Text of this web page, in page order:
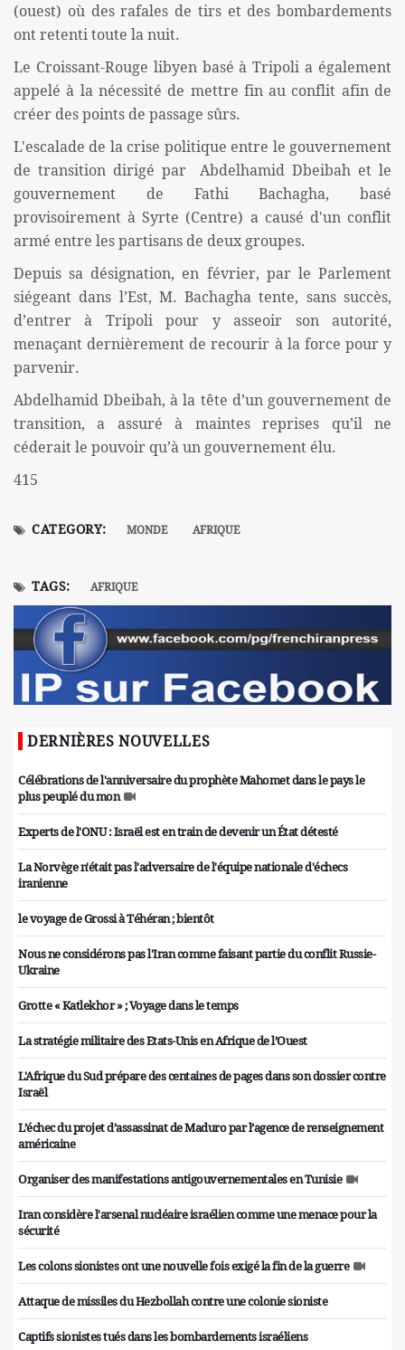
(ouest) où des rafales de tirs et des bombardements
ont retenti toute la nuit.
Le Croissant-Rouge libyen basé à Tripoli a également
appelé à la nécessité de mettre fin au conflit afin de
créer des points de passage sûrs.
L'escalade de la crise politique entre le gouvernement
de transition dirigé par Abdelhamid Dbeibah et le
gouvernement de Fathi Bachagha, basé
provisoirement à Syrte (Centre) a causé d'un conflit
armé entre les partisans de deux groupes.
Depuis sa désignation, en février, par le Parlement
siégeant dans l’Est, M. Bachagha tente, sans succès,
d’entrer à Tripoli pour y asseoir son autorité,
menaçant dernièrement de recourir à la force pour y
parvenir.
Abdelhamid Dbeibah, à la tête d’un gouvernement de
transition, a assuré à maintes reprises qu’il ne
céderait le pouvoir qu’à un gouvernement élu.
415
CATEGORY: MONDE AFRIQUE
TAGS: AFRIQUE
DERNIÈRES NOUVELLES
Célébrations de l'anniversaire du prophète Mahomet dans le pays le
plus peuplé du mon
Experts de l'ONU : Israël est en train de devenir un État détesté
La Norvège n'était pas l'adversaire de l'équipe nationale d'échecs
iranienne
le voyage de Grossi à Téhéran ; bientôt
Nous ne considérons pas l'Iran comme faisant partie du conflit Russie-
Ukraine
Grotte « Katlekhor » ; Voyage dans le temps
La stratégie militaire des Etats-Unis en Afrique de l’Ouest
L'Afrique du Sud prépare des centaines de pages dans son dossier contre
Israël
L’échec du projet d’assassinat de Maduro par l’agence de renseignement
américaine
Organiser des manifestations antigouvernementales en Tunisie
Iran considère l'arsenal nucléaire israélien comme une menace pour la
sécurité
Les colons sionistes ont une nouvelle fois exigé la fin de la guerre
Attaque de missiles du Hezbollah contre une colonie sioniste
Captifs sionistes tués dans les bombardements israéliens